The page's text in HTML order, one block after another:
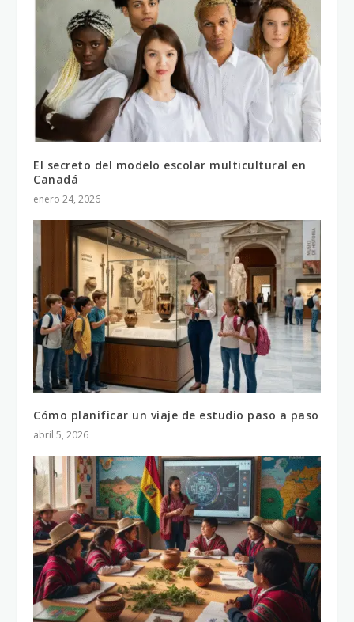
El secreto del modelo escolar multicultural en
Canadá
enero 24, 2026
Cómo planificar un viaje de estudio paso a paso
abril 5, 2026